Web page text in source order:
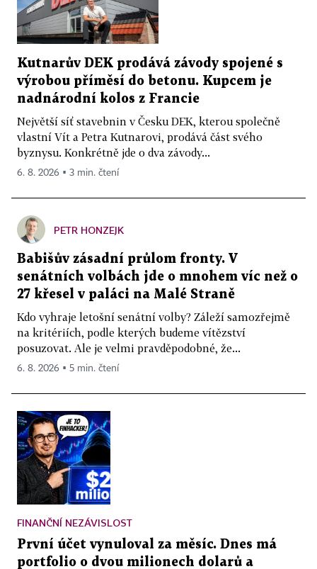
Kutnarův DEK prodává závody spojené s
výrobou příměsí do betonu. Kupcem je
nadnárodní kolos z Francie
Největší síť stavebnin v Česku DEK, kterou společně
vlastní Vít a Petra Kutnarovi, prodává část svého
byznysu. Konkrétně jde o dva závody...
6. 8. 2026 ▪ 3 min. čtení
PETR HONZEJK
Babišův zásadní průlom fronty. V
senátních volbách jde o mnohem víc než o
27 křesel v paláci na Malé Straně
Kdo vyhraje letošní senátní volby? Záleží samozřejmě
na kritériích, podle kterých budeme vítězství
posuzovat. Ale je velmi pravděpodobné, že...
6. 8. 2026 ▪ 5 min. čtení
FINANČNÍ NEZÁVISLOST
První účet vynuloval za měsíc. Dnes má
portfolio o dvou milionech dolarů a